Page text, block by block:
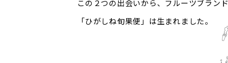
この２つの出会いから、フルーツブランド
「ひがしね旬果便」は生まれました。